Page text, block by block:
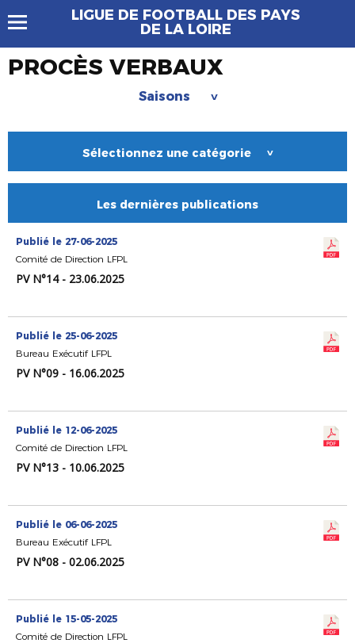
LIGUE DE FOOTBALL DES PAYS
DE LA LOIRE
PROCÈS VERBAUX
Saisons >
Sélectionnez une catégorie >
Les dernières publications
Publié le 27-06-2025
Comité de Direction LFPL
PV N°14 - 23.06.2025
Publié le 25-06-2025
Bureau Exécutif LFPL
PV N°09 - 16.06.2025
Publié le 12-06-2025
Comité de Direction LFPL
PV N°13 - 10.06.2025
Publié le 06-06-2025
Bureau Exécutif LFPL
PV N°08 - 02.06.2025
Publié le 15-05-2025
Comité de Direction LFPL